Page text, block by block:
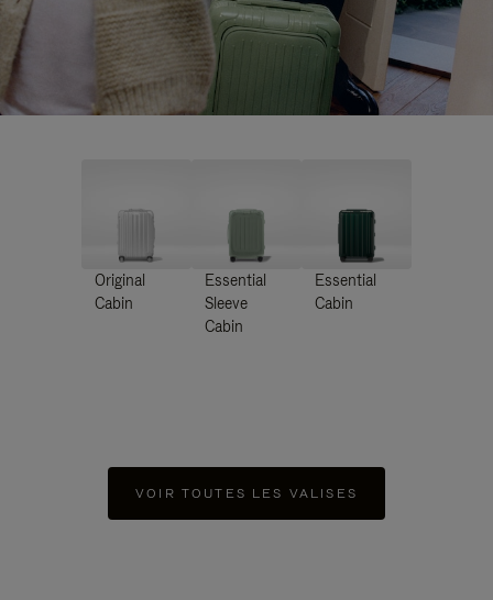
Original
Cabin
Essential
Sleeve
Cabin
Essential
Cabin
VOIR TOUTES LES VALISES